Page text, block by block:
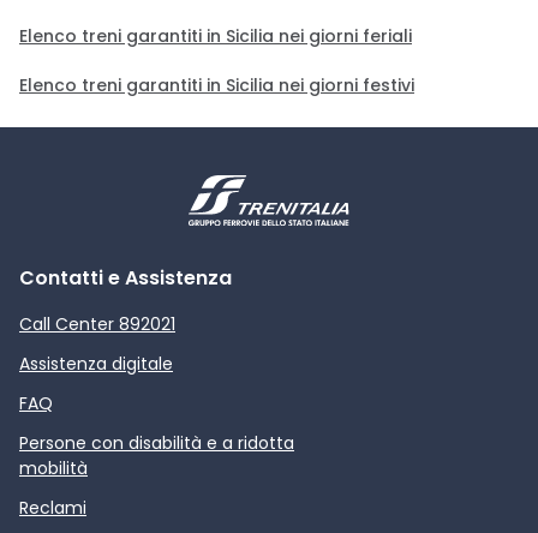
Elenco treni garantiti in Sicilia nei giorni feriali
Elenco treni garantiti in Sicilia nei giorni festivi
Contatti e Assistenza
Call Center 892021
Assistenza digitale
FAQ
Persone con disabilità e a ridotta
mobilità
Reclami